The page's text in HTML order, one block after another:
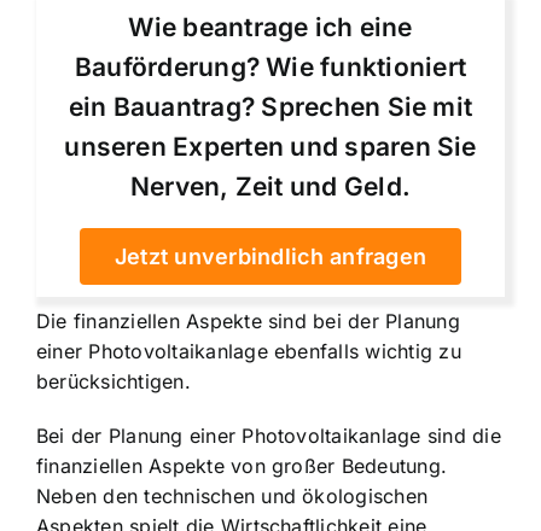
Wie beantrage ich eine
Bauförderung? Wie funktioniert
ein Bauantrag? Sprechen Sie mit
unseren Experten und sparen Sie
Nerven, Zeit und Geld.
Jetzt unverbindlich anfragen
Die finanziellen Aspekte sind bei der Planung
einer Photovoltaikanlage ebenfalls wichtig zu
berücksichtigen.
Bei der Planung einer Photovoltaikanlage sind die
finanziellen Aspekte von großer Bedeutung.
Neben den technischen und ökologischen
Aspekten spielt die Wirtschaftlichkeit eine